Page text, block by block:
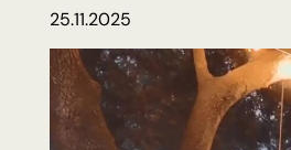
25.11.2025